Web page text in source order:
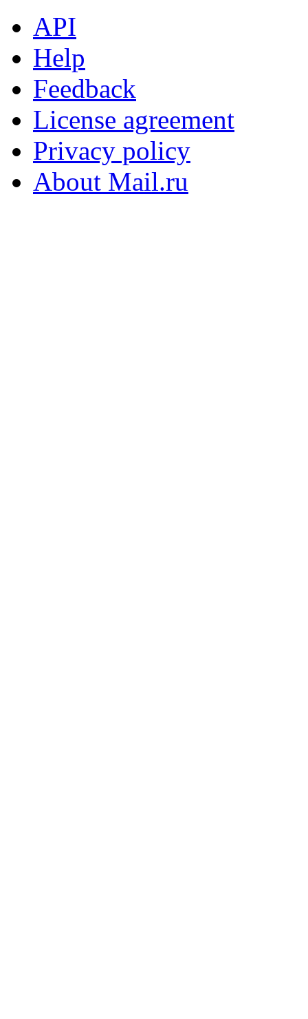
API
Help
Feedback
License agreement
Privacy policy
About Mail.ru